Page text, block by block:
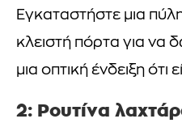
Εγκαταστήστε μια
κλειστή πόρτα για να
μια οπτική ένδειξη ότι
2: Ρουτίνα